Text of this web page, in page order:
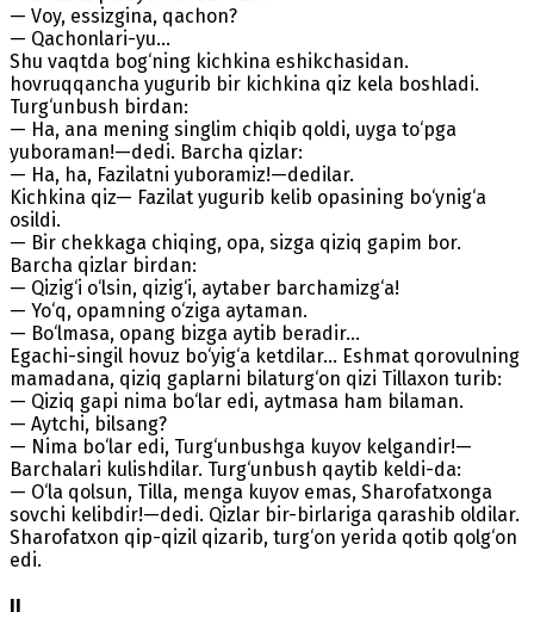
— Voy, essizgina, qachon?
— Qachonlari-yu...
Shu vaqtda bog‘ning kichkina eshikchasidan.
hovruqqancha yugurib bir kichkina qiz kela boshladi.
Turg‘unbush birdan:
— Ha, ana mening singlim chiqib qoldi, uyga to‘pga
yuboraman!—dedi. Barcha qizlar:
— Ha, ha, Fazilatni yuboramiz!—dedilar.
Kichkina qiz— Fazilat yugurib kelib opasining bo‘ynig‘a
osildi.
— Bir chekkaga chiqing, opa, sizga qiziq gapim bor.
Barcha qizlar birdan:
— Qizig‘i o‘lsin, qizig‘i, aytaber barchamizg‘a!
— Yo‘q, opamning o‘ziga aytaman.
— Bo‘lmasa, opang bizga aytib beradir...
Egachi-singil hovuz bo‘yig‘a ketdilar... Eshmat qorovulning
mamadana, qiziq gaplarni bilaturg‘on qizi Tillaxon turib:
— Qiziq gapi nima bo‘lar edi, aytmasa ham bilaman.
— Aytchi, bilsang?
— Nima bo‘lar edi, Turg‘unbushga kuyov kelgandir!—
Barchalari kulishdilar. Turg‘unbush qaytib keldi-da:
— O‘la qolsun, Tilla, menga kuyov emas, Sharofatxonga
sovchi kelibdir!—dedi. Qizlar bir-birlariga qarashib oldilar.
Sharofatxon qip-qizil qizarib, turg‘on yerida qotib qolg‘on
edi.
II